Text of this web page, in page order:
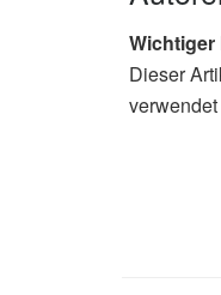
Wichtiger
Dieser